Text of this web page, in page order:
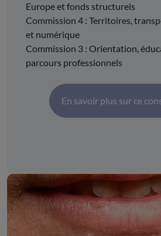
Europe et fonds structurels
Commission 4 : Territoires,
et numérique
Commission 3 : Orientation,
parcours professionnels
En savoir plus sur ce